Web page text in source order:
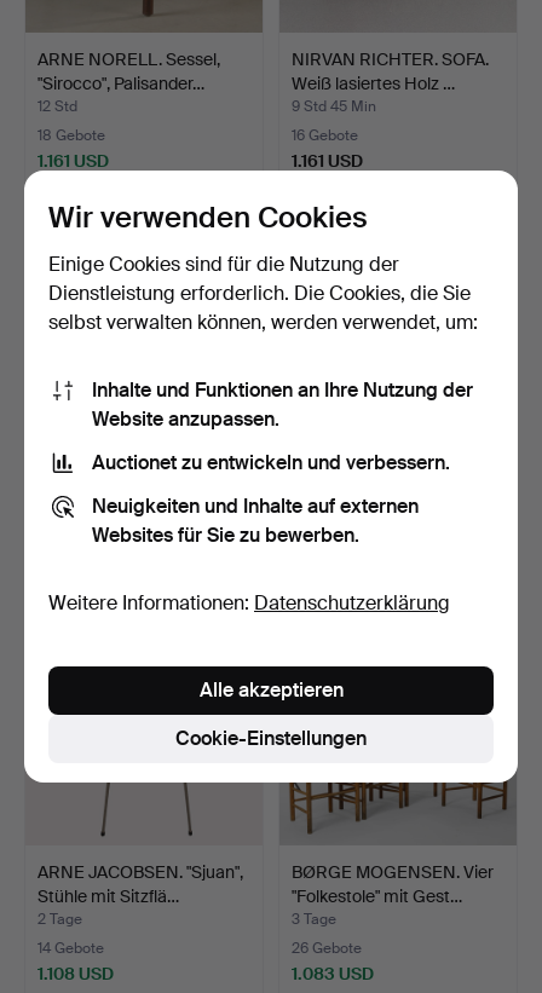
ARNE NORELL. Sessel,
"Sirocco", Palisander…
12 Std
18 Gebote
1.161 USD
NIRVAN RICHTER. SOFA.
Weiß lasiertes Holz …
9 Std 45 Min
16 Gebote
1.161 USD
ARNOLD MADSEN (1907-
2 Tage
7 Gebote
HARBO SØLVSTEN.
…
2 Tage
7 Gebote
ARNE JACOBSEN. "Sjuan",
Stühle mit Sitzflä…
2 Tage
14 Gebote
1.108 USD
BØRGE MOGENSEN. Vier
"Folkestole" mit Gest…
3 Tage
26 Gebote
1.083 USD
Wir verwenden Cookies
Einige Cookies sind für die Nutzung der
Dienstleistung erforderlich. Die Cookies, die Sie
selbst verwalten können, werden verwendet, um:
Inhalte und Funktionen an Ihre Nutzung der
Website anzupassen.
Auctionet zu entwickeln und verbessern.
Neuigkeiten und Inhalte auf externen
Websites für Sie zu bewerben.
Weitere Informationen: Datenschutzerklärung
Cookie-Einstellungen
Alle akzeptieren